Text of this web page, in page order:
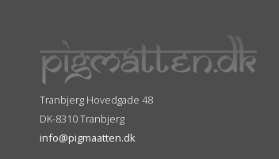
Tranbjerg Hovedgade 48
DK-8310 Tranbjerg
info@pigmaatten.dk